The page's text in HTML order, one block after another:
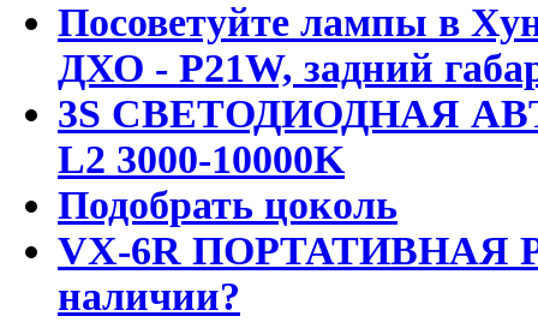
Посоветуйте лампы в
ДХО - P21W, задний
3S СВЕТОДИОДНАЯ
L2 3000-10000K
Подобрать цоколь
VX-6R ПОРТАТИВНАЯ
наличии?